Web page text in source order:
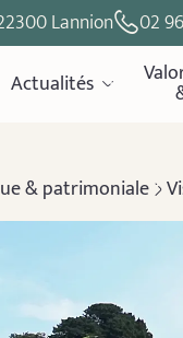
Lannion 02
Actualités
& patrimoniale